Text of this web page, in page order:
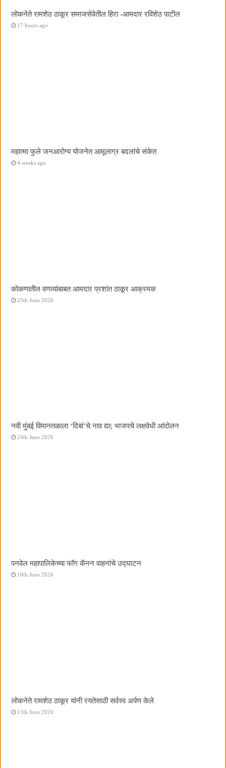
लोकनेते रामशेठ ठाकूर समाजसेवेतील हिरा -आमदार रविशेठ पाटील
17 hours ago
महात्मा फुले जनआरोग्य योजनेत आमूलाग्र बदलांचे संकेत
4 weeks ago
कोकणातील वणव्यांबाबत आमदार प्रशांत ठाकूर आक्रमक
25th June 2026
नवी मुंबई विमानतळाला ‌‘दिबां‌’चे नाव द्या; भाजपचे लक्षवेधी आंदोलन
24th June 2026
पनवेल महापालिकेच्या फॉग कॅनन वाहनांचे उद्घाटन
18th June 2026
लोकनेते रामशेठ ठाकूर यांनी रयतेसाठी सर्वस्व अर्पण केले
13th June 2026